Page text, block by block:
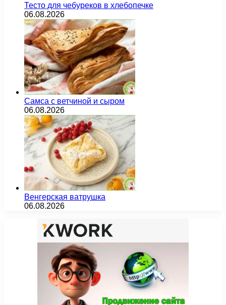
Тесто для чебуреков в хлебопечке
06.08.2026
Самса с ветчиной и сыром
06.08.2026
Венгерская ватрушка
06.08.2026